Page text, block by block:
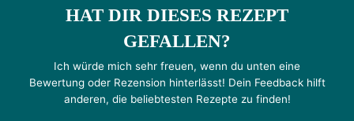
HAT DIR DIESES REZEPT
GEFALLEN?
Ich würde mich sehr freuen, wenn du unten eine
Bewertung oder Rezension hinterlässt! Dein Feedback hilft
anderen, die beliebtesten Rezepte zu finden!